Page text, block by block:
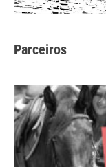
Parceiros